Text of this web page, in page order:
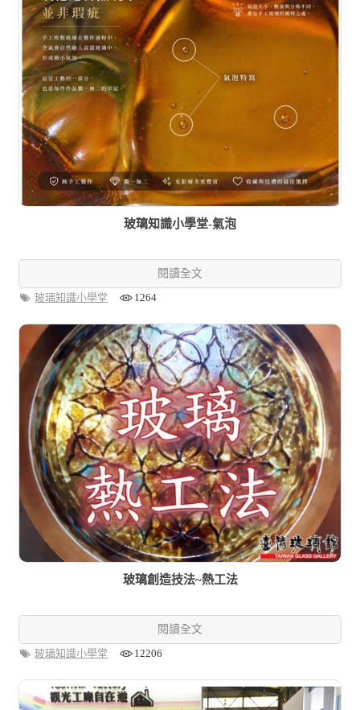
玻璃知識小學堂-氣泡
閱讀全文
玻璃知識小學堂
1264
玻璃創造技法~熱工法
閱讀全文
玻璃知識小學堂
12206